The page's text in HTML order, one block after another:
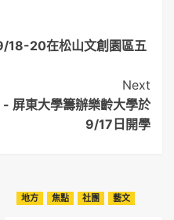
18-20在松山文創園區五
Next
- 屏東大學籌辦樂齡大學於
9/17日開學
地方 焦點 社團 藝文